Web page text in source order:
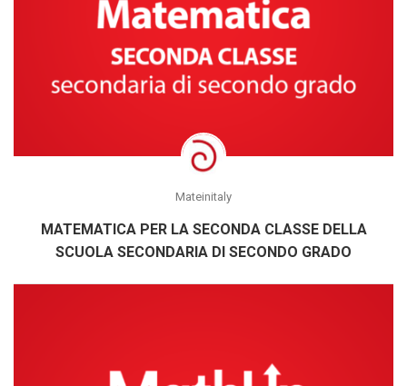
Mateinitaly
MATEMATICA PER LA SECONDA CLASSE DELLA
SCUOLA SECONDARIA DI SECONDO GRADO